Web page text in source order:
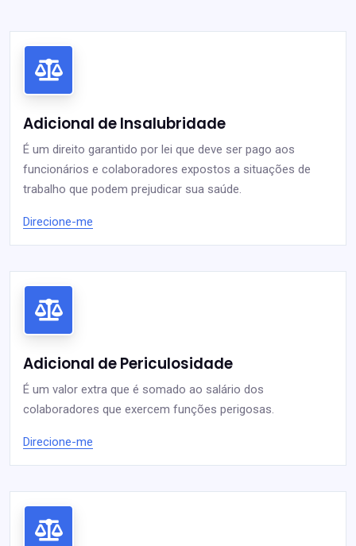
Adicional de Insalubridade
É um direito garantido por lei que deve ser pago aos
funcionários e colaboradores expostos a situações de
trabalho que podem prejudicar sua saúde.
Direcione-me
Adicional de Periculosidade
É um valor extra que é somado ao salário dos
colaboradores que exercem funções perigosas.
Direcione-me